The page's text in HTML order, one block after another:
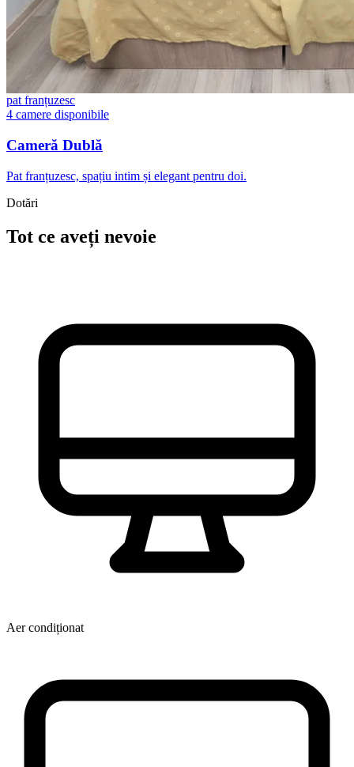
pat franțuzesc
4 camere disponibile
Cameră Dublă
Pat franțuzesc, spațiu intim și elegant pentru doi.
Dotări
Tot ce aveți nevoie
Aer condiționat